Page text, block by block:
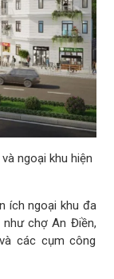
ngoại khu hiện
ích ngoại khu đa
như chợ An Điền,
các cụm công